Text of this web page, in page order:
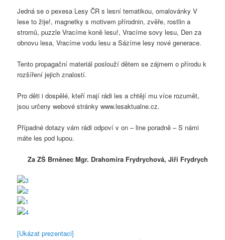
Jedná se o pexesa Lesy ČR s lesní tematikou, omalovánky V
lese to žije!, magnetky s motivem přírodnin, zvěře, rostlin a
stromů, puzzle Vracíme koně lesu!, Vracíme sovy lesu, Den za
obnovu lesa, Vracíme vodu lesu a Sázíme lesy nové generace.
Tento propagační materiál poslouží dětem se zájmem o přírodu k
rozšíření jejich znalostí.
Pro děti i dospělé, kteří mají rádi les a chtějí mu více rozumět,
jsou určeny webové stránky www.lesaktualne.cz.
Případné dotazy vám rádi odpoví v on – line poradně – S námi
máte les pod lupou.
Za ZŠ Brněnec Mgr. Drahomíra Frydrychová, Jiří Frydrych
[Ukázat prezentaci]